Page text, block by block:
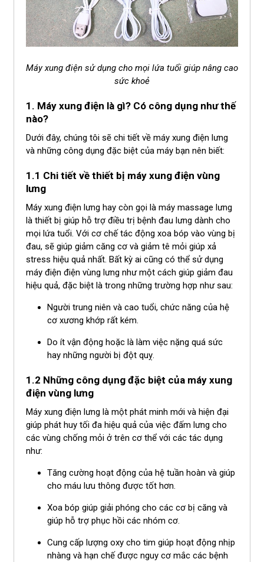
Máy xung điện sử dụng cho mọi lứa tuổi giúp nâng cao
sức khoẻ
1. Máy xung điện là gì? Có công dụng như thế
nào?
Dưới đây, chúng tôi sẽ chi tiết về máy xung điện lưng
và những công dụng đặc biệt của máy bạn nên biết:
1.1 Chi tiết về thiết bị máy xung điện vùng
lưng
Máy xung điện lưng hay còn gọi là máy massage lưng
là thiết bị giúp hỗ trợ điều trị bệnh đau lưng dành cho
mọi lứa tuổi. Với cơ chế tác động xoa bóp vào vùng bị
đau, sẽ giúp giảm căng cơ và giảm tê mỏi giúp xả
stress hiệu quả nhất. Bất kỳ ai cũng có thể sử dụng
máy điện điện vùng lưng như một cách giúp giảm đau
hiệu quả, đặc biệt là trong những trường hợp như sau:
Người trung niên và cao tuổi, chức năng của hệ
cơ xương khớp rất kém.
Do ít vận động hoặc là làm việc nặng quá sức
hay những người bị đột quỵ.
1.2 Những công dụng đặc biệt của máy xung
điện vùng lưng
Máy xung điện lưng là một phát minh mới và hiện đại
giúp phát huy tối đa hiệu quả của việc đấm lưng cho
các vùng chống mỏi ở trên cơ thể với các tác dụng
như:
Tăng cường hoạt động của hệ tuần hoàn và giúp
cho máu lưu thông được tốt hơn.
Xoa bóp giúp giải phóng cho các cơ bị căng và
giúp hỗ trợ phục hồi các nhóm cơ.
Cung cấp lượng oxy cho tim giúp hoạt động nhịp
nhàng và hạn chế được nguy cơ mắc các bệnh